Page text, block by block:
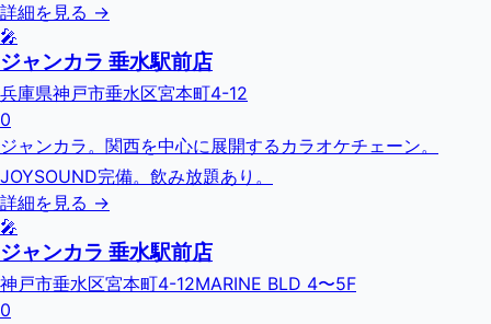
詳細を見る →
🎤
ジャンカラ 垂水駅前店
兵庫県神戸市垂水区宮本町4-12
0
ジャンカラ。関西を中心に展開するカラオケチェーン。
JOYSOUND完備。飲み放題あり。
詳細を見る →
🎤
ジャンカラ 垂水駅前店
神戸市垂水区宮本町4-12MARINE BLD 4〜5F
0